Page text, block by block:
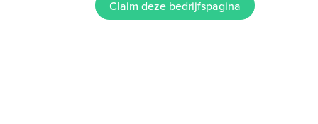
Claim deze bedrijfspagina